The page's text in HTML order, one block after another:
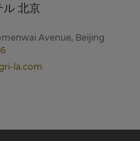
ル 北京
Avenue, Beijing
la.com